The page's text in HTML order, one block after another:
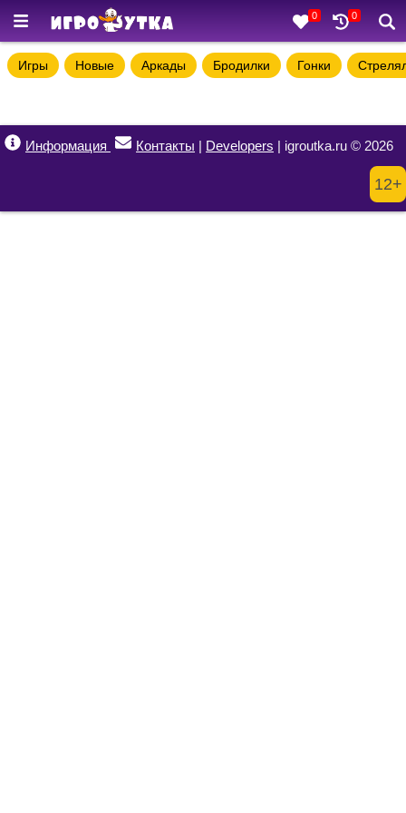
0 0
Игры Новые Аркады Бродилки Гонки
Информация Контакты | Developers | igroutka.ru © 2026
12+